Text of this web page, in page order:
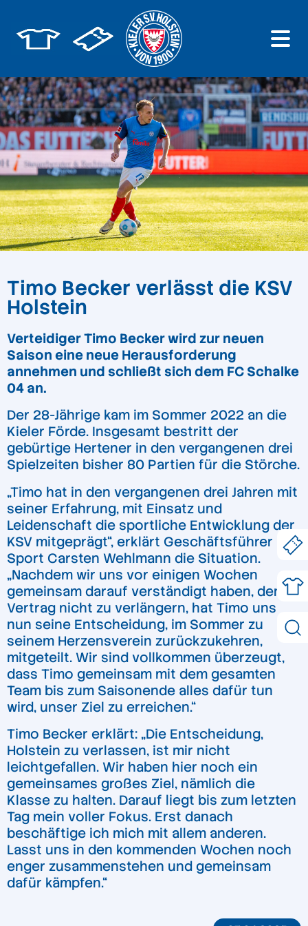
Timo Becker verlässt die KSV
Holstein
Verteidiger Timo Becker wird zur neuen
Saison eine neue Herausforderung
annehmen und schließt sich dem FC Schalke
04 an.
Der 28-Jährige kam im Sommer 2022 an die
Kieler Förde. Insgesamt bestritt der
gebürtige Hertener in den vergangenen drei
Spielzeiten bisher 80 Partien für die Störche.
„Timo hat in den vergangenen drei Jahren mit
seiner Erfahrung, mit Einsatz und
Leidenschaft die sportliche Entwicklung der
KSV mitgeprägt“, erklärt Geschäftsführer
Sport Carsten Wehlmann die Situation.
„Nachdem wir uns vor einigen Wochen
gemeinsam darauf verständigt haben, den
Vertrag nicht zu verlängern, hat Timo uns
nun seine Entscheidung, im Sommer zu
seinem Herzensverein zurückzukehren,
mitgeteilt. Wir sind vollkommen überzeugt,
dass Timo gemeinsam mit dem gesamten
Team bis zum Saisonende alles dafür tun
wird, unser Ziel zu erreichen.“
Timo Becker erklärt: „Die Entscheidung,
Holstein zu verlassen, ist mir nicht
leichtgefallen. Wir haben hier noch ein
gemeinsames großes Ziel, nämlich die
Klasse zu halten. Darauf liegt bis zum letzten
Tag mein voller Fokus. Erst danach
beschäftige ich mich mit allem anderen.
Lasst uns in den kommenden Wochen noch
enger zusammenstehen und gemeinsam
dafür kämpfen.“